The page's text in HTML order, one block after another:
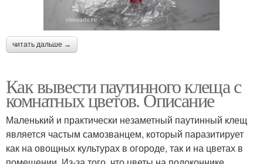
читать дальше →
Как вывести паутинного клеща с
комнатных цветов. Описание
Маленький и практически незаметный паутинный клещ
является частым самозванцем, который паразитирует
как на овощных культурах в огороде, так и на цветах в